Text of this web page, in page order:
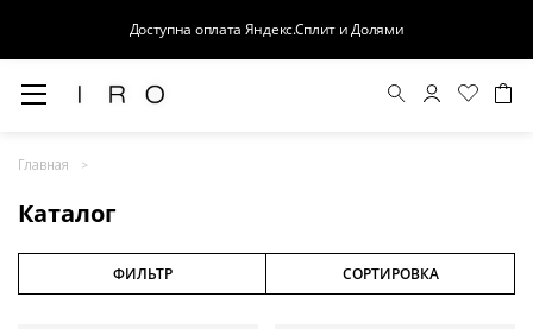
Доступна оплата Яндекс.Сплит и Долями
Главная
Каталог
ФИЛЬТР СОРТИРОВКА